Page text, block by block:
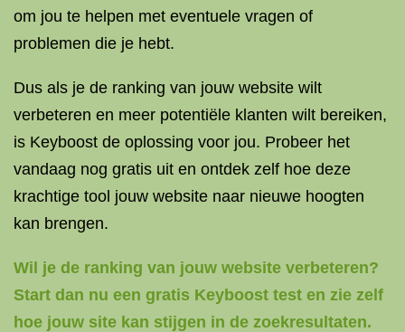
om jou te helpen met eventuele vragen of
problemen die je hebt.
Dus als je de ranking van jouw website wilt
verbeteren en meer potentiële klanten wilt bereiken,
is Keyboost de oplossing voor jou. Probeer het
vandaag nog gratis uit en ontdek zelf hoe deze
krachtige tool jouw website naar nieuwe hoogten
kan brengen.
Wil je de ranking van jouw website verbeteren?
Start dan nu een gratis Keyboost test en zie zelf
hoe jouw site kan stijgen in de zoekresultaten.